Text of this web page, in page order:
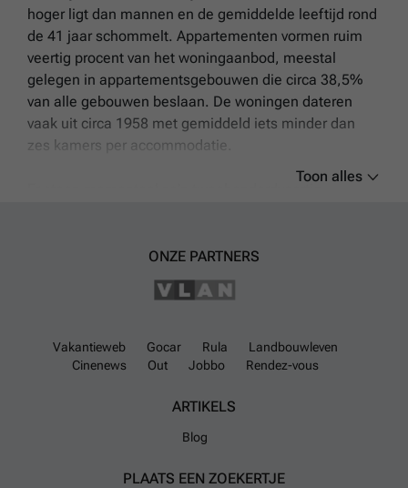
hoger ligt dan mannen en de gemiddelde leeftijd rond
de 41 jaar schommelt. Appartementen vormen ruim
veertig procent van het woningaanbod, meestal
gelegen in appartementsgebouwen die circa 38,5%
van alle gebouwen beslaan. De woningen dateren
vaak uit circa 1958 met gemiddeld iets minder dan
zes kamers per accommodatie.
sterk; het goedkoopste appartement kost ongeveer
149.000 euro terwijl het duurste appartement bijna
één miljoen euro waard is (rond de 997.000 euro).
aanwezig.
snelwegen zoals A21/E34 die zes minuten rijden is
vanaf het centrum, naast belangrijke regionale wegen
door tientallen buslijnen die Turnhout verbinden met
Toon alles
ONZE PARTNERS
Vakantieweb Gocar Rula
Landbouwleven
Cinenews
Out Jobbo Rendez-vous
ARTIKELS
Blog
PLAATS EEN ZOEKERTJE